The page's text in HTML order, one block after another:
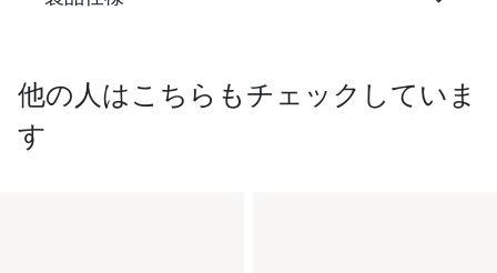
他の人はこちらもチェックしていま
す